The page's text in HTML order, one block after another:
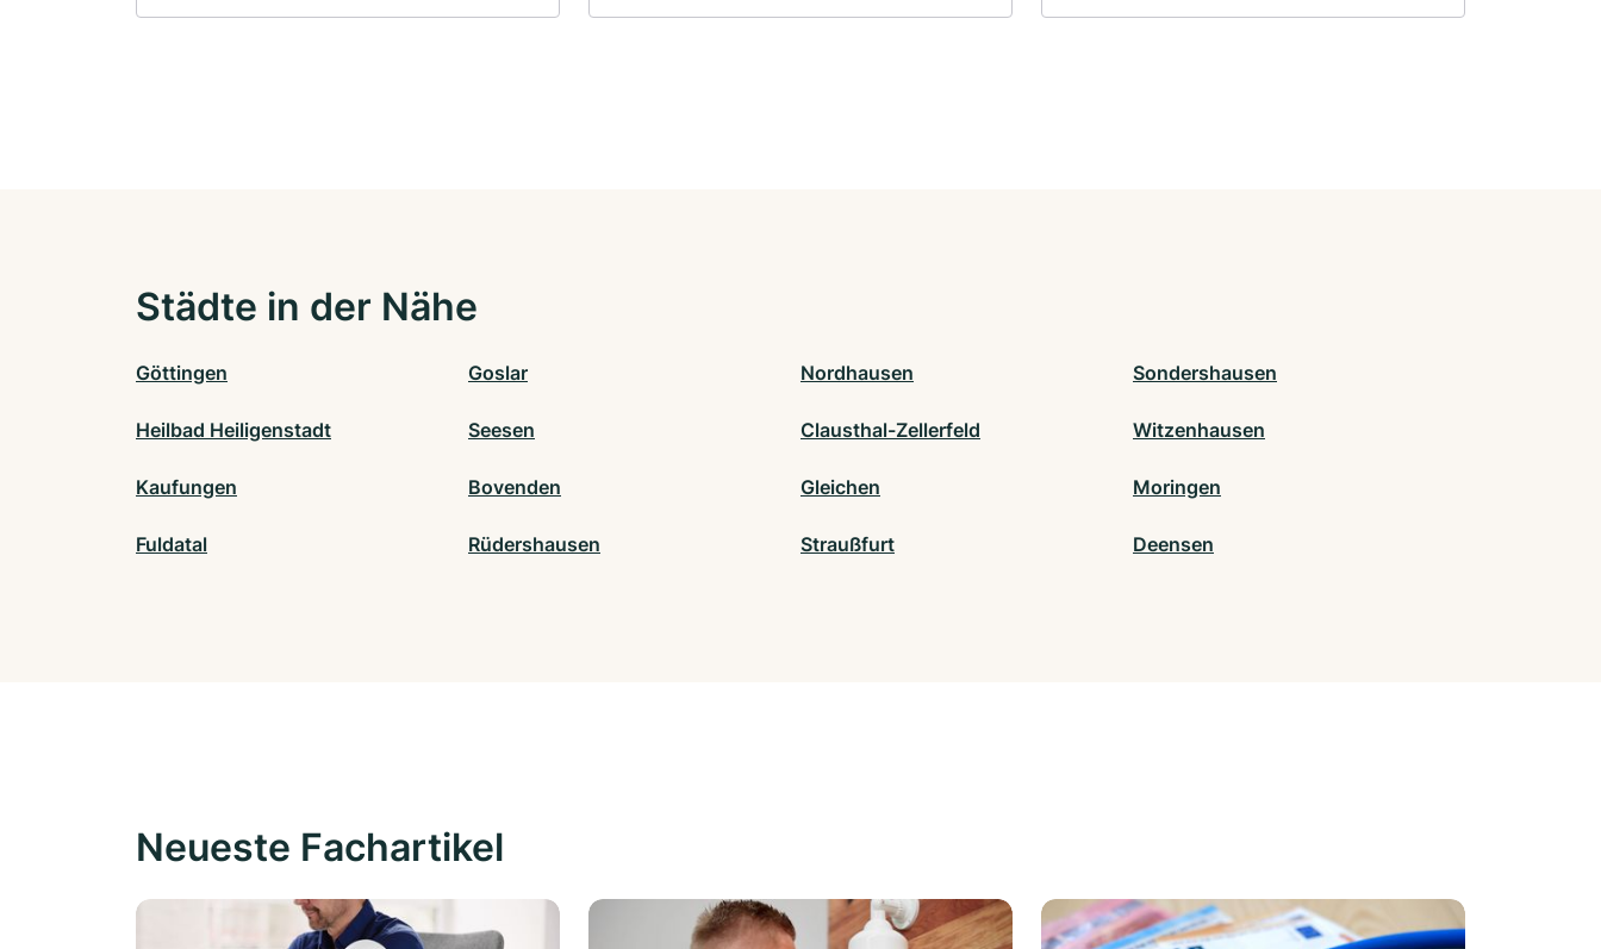
Städte in der Nähe
Göttingen Goslar Nordhausen Sondershausen
Heilbad Heiligenstadt Seesen Clausthal-Zellerfeld Witzenhausen
Kaufungen Bovenden Gleichen Moringen
Fuldatal Rüdershausen Straußfurt Deensen
Neueste Fachartikel